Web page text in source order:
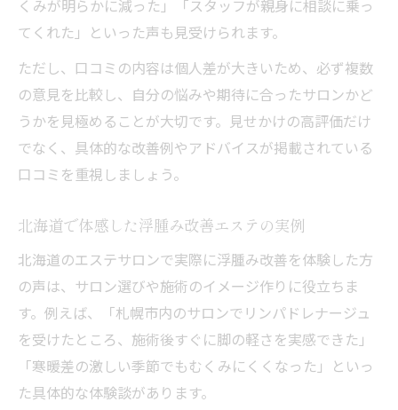
くみが明らかに減った」「スタッフが親身に相談に乗っ
てくれた」といった声も見受けられます。
ただし、口コミの内容は個人差が大きいため、必ず複数
の意見を比較し、自分の悩みや期待に合ったサロンかど
うかを見極めることが大切です。見せかけの高評価だけ
でなく、具体的な改善例やアドバイスが掲載されている
口コミを重視しましょう。
北海道で体感した浮腫み改善エステの実例
北海道のエステサロンで実際に浮腫み改善を体験した方
の声は、サロン選びや施術のイメージ作りに役立ちま
す。例えば、「札幌市内のサロンでリンパドレナージュ
を受けたところ、施術後すぐに脚の軽さを実感できた」
「寒暖差の激しい季節でもむくみにくくなった」といっ
た具体的な体験談があります。